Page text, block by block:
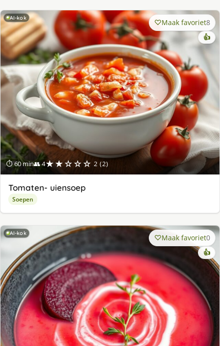
AI-kok
⏱ 60 min👥 4★★☆☆☆ 2 (2)
Maak favoriet8
👍
Tomaten- uiensoep
Soepen
AI-kok Maak favoriet0
👍